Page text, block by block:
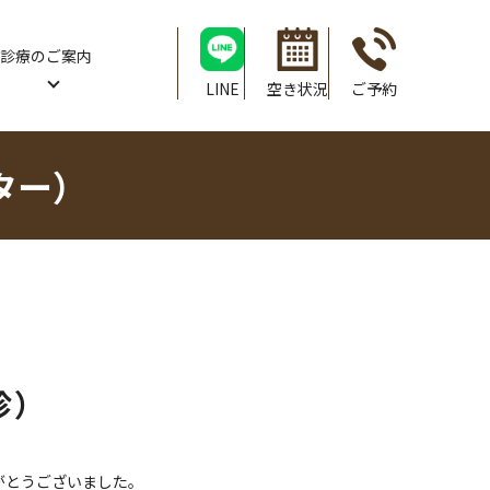
LINE 空き状況 ご予約
診療のご案内
）
うございました。